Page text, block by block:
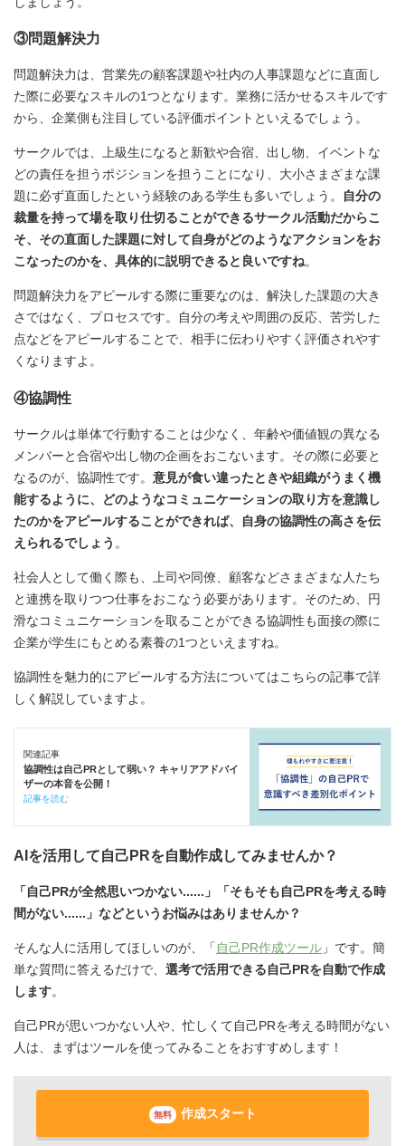
③問題解決力
問題解決力は、営業先の顧客課題や社内の人事課題などに直面し
た際に必要なスキルの1つとなります。業務に活かせるスキルです
から、企業側も注目している評価ポイントといえるでしょう。
サークルでは、上級生になると新歓や合宿、出し物、イベントな
どの責任を担うポジションを担うことになり、大小さまざまな課
題に必ず直面したという経験のある学生も多いでしょう。
自分の
裁量を持って場を取り仕切ることができるサークル活動だからこ
そ、その直面した課題に対して自身がどのようなアクションをお
こなったのかを、具体的に説明できると良いですね。
問題解決力をアピールする際に重要なのは、解決した課題の大き
さではなく、プロセスです。自分の考えや周囲の反応、苦労した
点などをアピールすることで、相手に伝わりやすく評価されやす
くなりますよ。
④協調性
サークルは単体で行動することは少なく、年齢や価値観の異なる
メンバーと合宿や出し物の企画をおこないます。その際に必要と
なるのが、協調性です。 意見が食い違ったときや組織がうまく機
能するように、どのようなコミュニケーションの取り方を意識し
たのかをアピールすることができれば、自身の協調性の高さを伝
えられるでしょう 。
社会人として働く際も、上司や同僚、顧客などさまざまな人たち
と連携を取りつつ仕事をおこなう必要があります。そのため、円
滑なコミュニケーションを取ることができる協調性も面接の際に
企業が学生にもとめる素養の1つといえますね。
協調性を魅力的にアピールする方法についてはこちらの記事で詳
しく解説していますよ。
関連記事
協調性は自己PRとして弱い？ キャリアアドバイ
ザーの本音を公開！
記事を読む
AIを活用して自己PRを自動作成してみませんか？
「自己PRが全然思いつかない......」「そもそも自己PRを考える時
間がない......」などというお悩みはありませんか？
そんな人に活用してほしいのが、「 自己PR作成ツール 」です。簡
単な質問に答えるだけで、 選考で活用できる自己PRを自動で作成
します。
自己PRが思いつかない人や、忙しくて自己PRを考える時間がない
人は、まずはツールを使ってみることをおすすめします！
無料 作成スタート